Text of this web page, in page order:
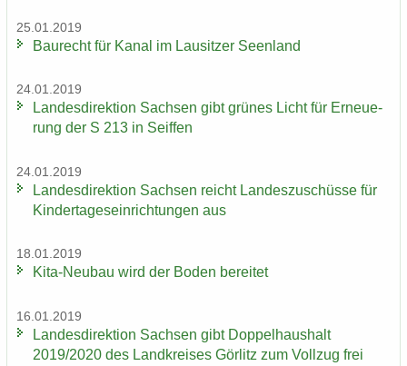
25.01.2019
Bau­recht für Kanal im Lau­sit­zer Se­en­land
24.01.2019
Lan­des­di­rek­ti­on Sach­sen gibt grü­nes Licht für Er­neue­
rung der S 213 in Seif­fen
24.01.2019
Lan­des­di­rek­ti­on Sach­sen reicht Lan­des­zu­schüs­se für
Kin­der­ta­ges­ein­rich­tun­gen aus
18.01.2019
Kita-​Neubau wird der Boden be­rei­tet
16.01.2019
Lan­des­di­rek­ti­on Sach­sen gibt Dop­pel­haus­halt
2019/2020 des Land­krei­ses Gör­litz zum Voll­zug frei